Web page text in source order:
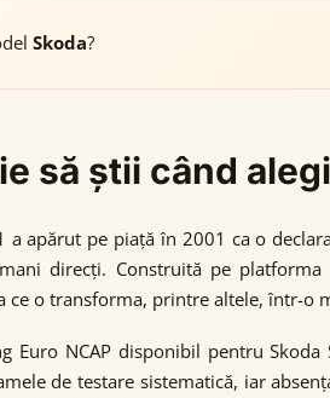
Skoda?
să știi când
a apărut pe piață în 2001 ca o
direcți. Construită pe
ce o transforma, printre altele, într-
Euro NCAP disponibil pentru
de testare sistematică, iar